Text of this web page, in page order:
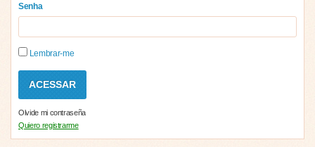
Senha
Lembrar-me
Olvide mi contraseña
Quiero registrarme